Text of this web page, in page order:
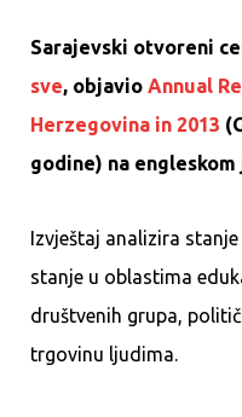
Sarajevski otvoreni
sve, objavio Annual
Herzegovina in 2013
godine) na
Izvještaj analizira
stanje u oblastima
društvenih grupa,
trgovinu ljudima.